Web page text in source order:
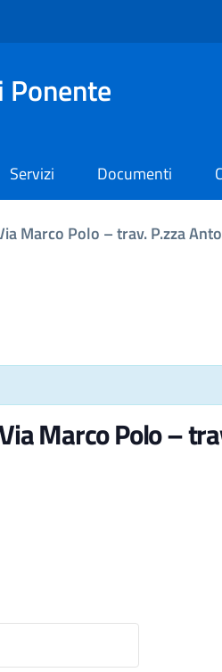
Ponente
Servizi Documenti
Marco Polo – trav. P.zza
Marco Polo –